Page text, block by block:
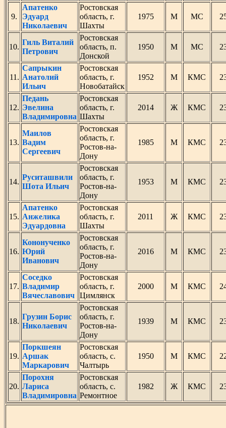
9.
Апатенко
Эдуард
Николаевич
Ростовская
область, г.
Шахты
1975 М МС
10.
Гиль Виталий
Петрович
Ростовская
область, п.
Донской
1950 М МС
11.
Сапрыкин
Анатолий
Ильич
Ростовская
область, г.
Новобатайск
1952 М КМС
12.
Педань
Эвелина
Владимировна
Ростовская
область, г.
Шахты
2014 Ж КМС
13.
Маилов
Вадим
Сергеевич
Ростовская
область, г.
Ростов-на-
Дону
1985 М КМС
14.
Руситашвили
Шота Ильич
Ростовская
область, г.
Ростов-на-
Дону
1953 М КМС
15.
Апатенко
Анжелика
Эдуардовна
Ростовская
область, г.
Шахты
2011 Ж КМС
16.
Кононученко
Юрий
Иванович
Ростовская
область, г.
Ростов-на-
Дону
2016 М КМС
17.
Соседко
Владимир
Вячеславович
Ростовская
область, г.
Цимлянск
2000 М КМС
18.
Грузин Борис
Николаевич
Ростовская
область, г.
Ростов-на-
Дону
1939 М КМС
19.
Поркшеян
Аршак
Маркарович
Ростовская
область, с.
Чалтырь
1950 М КМС
20.
Порохня
Лариса
Владимировна
Ростовская
область, с.
Ремонтное
1982 Ж КМС